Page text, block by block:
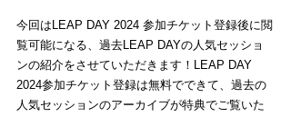
今回はLEAP DAY 2024 参加チケット登録後に閲
覧可能になる、過去LEAP DAYの人気セッショ
ンの紹介をさせていただきます！LEAP DAY
2024参加チケット登録は無料でできて、過去の
人気セッションのアーカイブが特典でご覧いた